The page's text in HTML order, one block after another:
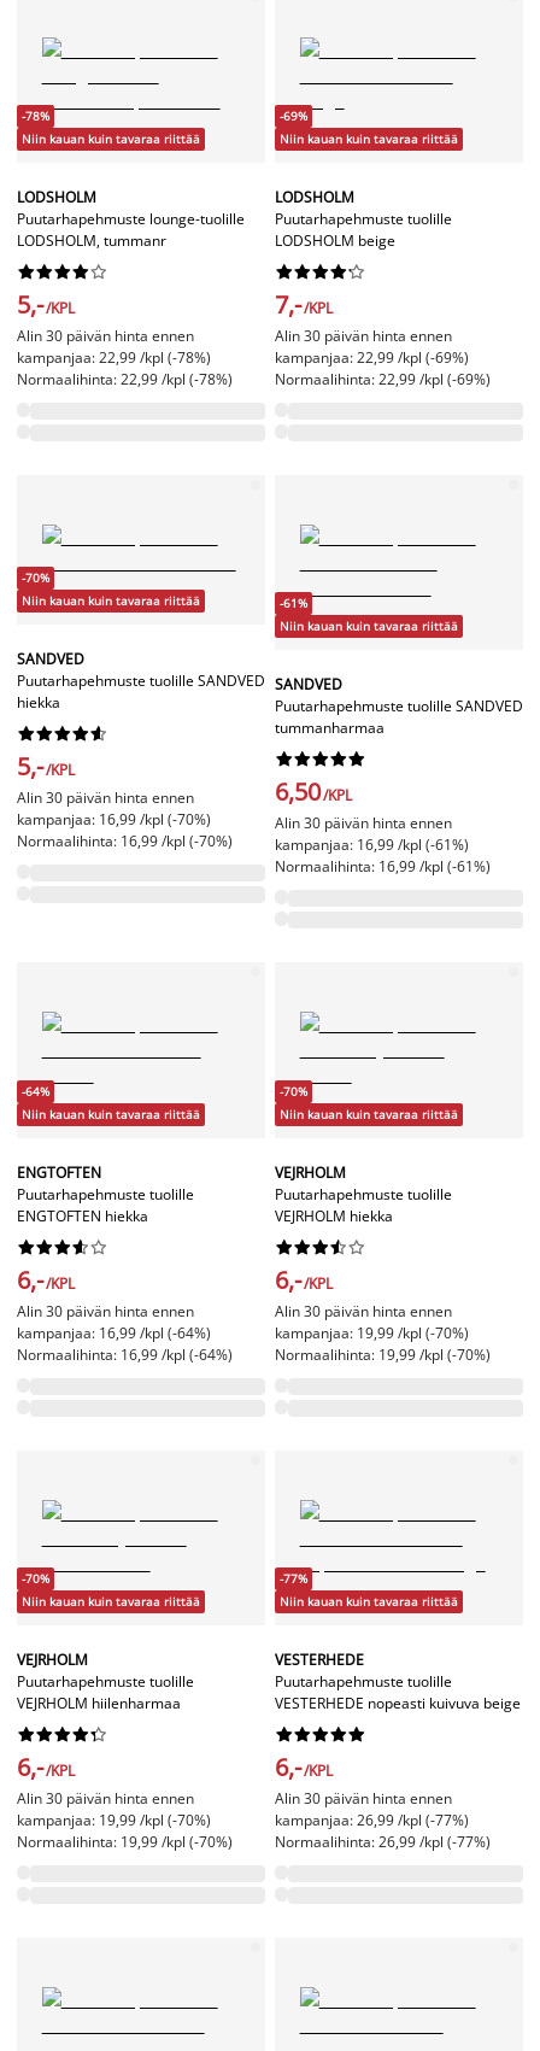
-78%
Niin kauan kuin tavaraa riittää
LODSHOLM
Puutarhapehmuste lounge-tuolille
LODSHOLM, tummanr






5,-/KPL
Alin 30 päivän hinta ennen
kampanjaa: 22,99 /kpl (-78%)
Normaalihinta: 22,99 /kpl (-78%)
-69%
Niin kauan kuin tavaraa riittää
LODSHOLM
Puutarhapehmuste tuolille
LODSHOLM beige






7,-/KPL
Alin 30 päivän hinta ennen
kampanjaa: 22,99 /kpl (-69%)
Normaalihinta: 22,99 /kpl (-69%)
-70%
Niin kauan kuin tavaraa riittää
SANDVED
Puutarhapehmuste tuolille SANDVED
hiekka






5,-/KPL
Alin 30 päivän hinta ennen
kampanjaa: 16,99 /kpl (-70%)
Normaalihinta: 16,99 /kpl (-70%)
-61%
Niin kauan kuin tavaraa riittää
SANDVED
Puutarhapehmuste tuolille SANDVED
tummanharmaa






6,50/KPL
Alin 30 päivän hinta ennen
kampanjaa: 16,99 /kpl (-61%)
Normaalihinta: 16,99 /kpl (-61%)
-64%
Niin kauan kuin tavaraa riittää
ENGTOFTEN
Puutarhapehmuste tuolille
ENGTOFTEN hiekka






6,-/KPL
Alin 30 päivän hinta ennen
kampanjaa: 16,99 /kpl (-64%)
Normaalihinta: 16,99 /kpl (-64%)
-70%
Niin kauan kuin tavaraa riittää
VEJRHOLM
Puutarhapehmuste tuolille
VEJRHOLM hiekka






6,-/KPL
Alin 30 päivän hinta ennen
kampanjaa: 19,99 /kpl (-70%)
Normaalihinta: 19,99 /kpl (-70%)
-70%
Niin kauan kuin tavaraa riittää
VEJRHOLM
Puutarhapehmuste tuolille
VEJRHOLM hiilenharmaa






6,-/KPL
Alin 30 päivän hinta ennen
kampanjaa: 19,99 /kpl (-70%)
Normaalihinta: 19,99 /kpl (-70%)
-77%
Niin kauan kuin tavaraa riittää
VESTERHEDE
Puutarhapehmuste tuolille
VESTERHEDE nopeasti kuivuva beige






6,-/KPL
Alin 30 päivän hinta ennen
kampanjaa: 26,99 /kpl (-77%)
Normaalihinta: 26,99 /kpl (-77%)